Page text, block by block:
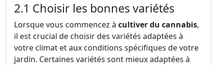
2.1 Choisir les bonnes variétés
Lorsque vous commencez à cultiver du cannabis,
il est crucial de choisir des variétés adaptées à
votre climat et aux conditions spécifiques de votre
jardin. Certaines variétés sont mieux adaptées à